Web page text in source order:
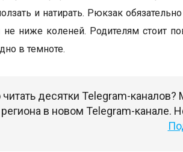
и натирать. Рюкзак
ниже коленей. Родителям стоит
в темноте.
десятки Telegram-
в новом Telegram-канале.